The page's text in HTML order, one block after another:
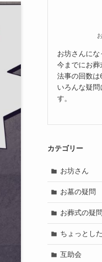
お坊さんにな
今までにお葬
法事の回数は
いろんな疑
す。
カテゴリー
お坊さん
お墓の疑問
お葬式の疑問
ちょっとし
互助会